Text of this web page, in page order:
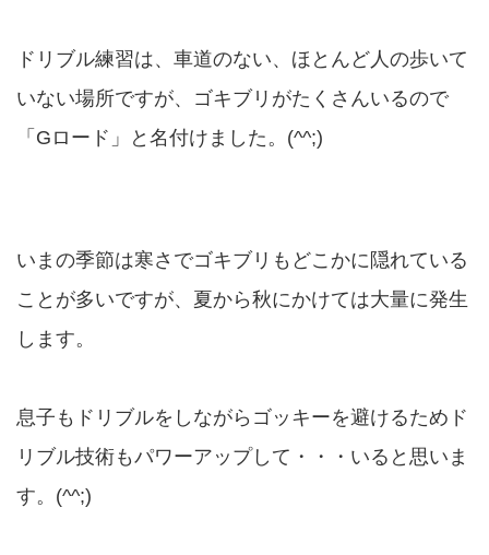
ドリブル練習は、車道のない、ほとんど人の歩いて
いない場所ですが、ゴキブリがたくさんいるので
「Gロード」と名付けました。(^^;)
いまの季節は寒さでゴキブリもどこかに隠れている
ことが多いですが、夏から秋にかけては大量に発生
します。
息子もドリブルをしながらゴッキーを避けるためド
リブル技術もパワーアップして・・・いると思いま
す。(^^;)